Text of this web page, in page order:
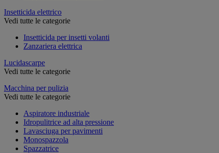
Insetticida elettrico
Vedi tutte le categorie
Insetticida per insetti volanti
Zanzariera elettrica
Lucidascarpe
Vedi tutte le categorie
Macchina per pulizia
Vedi tutte le categorie
Aspiratore industriale
Idropulitrice ad alta pressione
Lavasciuga per pavimenti
Monospazzola
Spazzatrice